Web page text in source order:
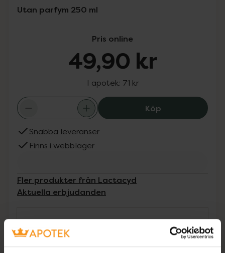
Utan parfym 250 ml
Pris online
49,90 kr
I apotek: 71 kr
KöpLactacyd
Snabba leveranser
Finns i webblager
Fler produkter från Lactacyd
Aktuella erbjudanden
Beskrivning Dölj